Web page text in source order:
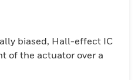
biased, Hall-effect IC
of the actuator over a